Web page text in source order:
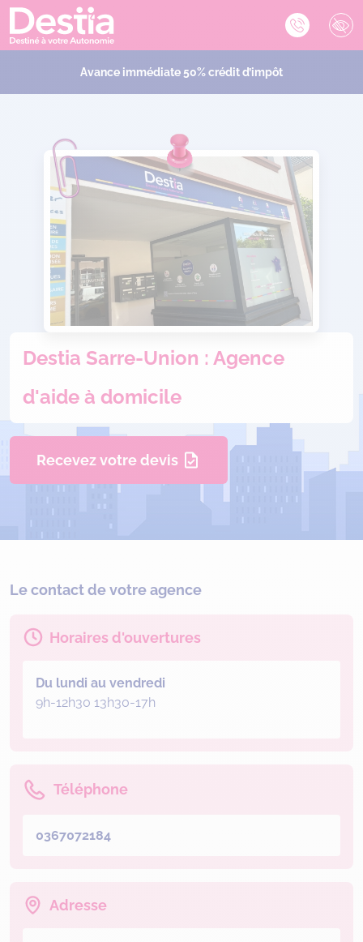
Avance immédiate 50% crédit d’impôt
Destia Sarre-Union : Agence
d'aide à domicile
Recevez votre devis
Le contact de votre agence
Horaires d'ouvertures
Du lundi au vendredi
9h-12h30 13h30-17h
Téléphone
0367072184
Adresse